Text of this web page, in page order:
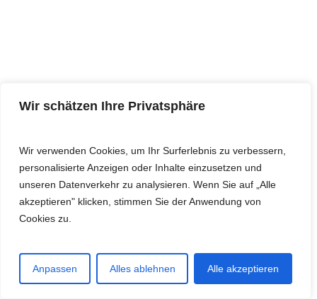
Wir schätzen Ihre Privatsphäre
Wir verwenden Cookies, um Ihr Surferlebnis zu verbessern,
personalisierte Anzeigen oder Inhalte einzusetzen und
unseren Datenverkehr zu analysieren. Wenn Sie auf „Alle
akzeptieren" klicken, stimmen Sie der Anwendung von
Cookies zu.
Anpassen Alles ablehnen Alle akzeptieren
Welcome Mix
Herzlich willkommen in der kunterbunten
Welt des Welcome Mix! Hier kannst du
Fortschritt genießen.